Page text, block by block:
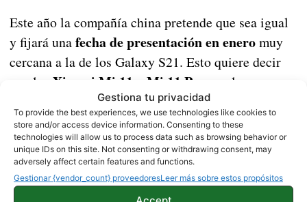
Gestiona tu privacidad
To provide the best experiences, we use technologies like cookies to
store and/or access device information. Consenting to these
technologies will allow us to process data such as browsing behavior or
unique IDs on this site. Not consenting or withdrawing consent, may
adversely affect certain features and functions.
Gestionar {vendor_count} proveedoresLeer más sobre estos propósitos
Este año la compañía china pretende que sea igual
y fijará unafecha de presentación en eneromuy
cercana a la de los Galaxy S21. Esto quiere decir
que los Xiaomi Mi 11 y Mi 11 Pro
son los
enemigos más directos a la hora de luchar por las
primeras ventas de la gama alta en 2021. ¿Quién se
llevará el trozo de pastel más grande?
¿Qué opinas delXiaomi Mi 11 Pro? ¿Crees que
superará al Galaxy S21?